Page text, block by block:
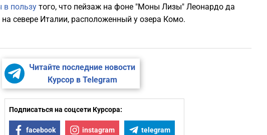
в пользу того, что пейзаж на фоне "Моны Лизы" Леонардо да
севере Италии, расположенный у озера Комо.
Читайте последние новости
Курсор в Telegram
Подписаться на соцсети Курсора:
facebook instagram telegram